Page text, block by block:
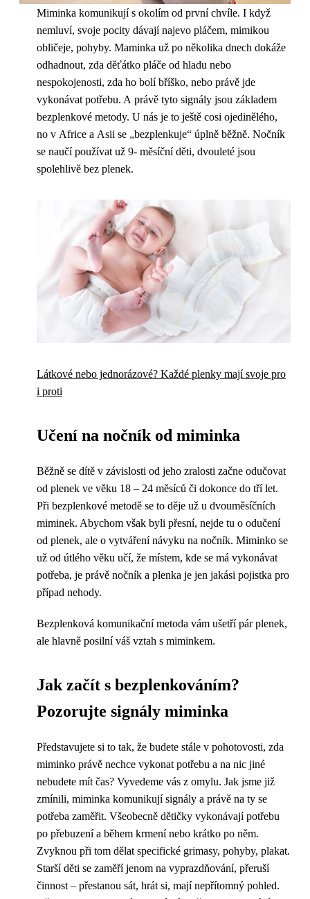
Miminka komunikují s okolím od první chvíle. I když
nemluví, svoje pocity dávají najevo pláčem, mimikou
obličeje, pohyby. Maminka už po několika dnech dokáže
odhadnout, zda děťátko pláče od hladu nebo
nespokojenosti, zda ho bolí bříško, nebo právě jde
vykonávat potřebu. A právě tyto signály jsou základem
bezplenkové metody. U nás je to ještě cosi ojedinělého,
no v Africe a Asii se „bezplenkuje“ úplně běžně. Nočník
se naučí používat už 9- měsíční děti, dvouleté jsou
spolehlivě bez plenek.
Látkové nebo jednorázové? Každé plenky mají svoje pro
i proti
Učení na nočník od miminka
Běžně se dítě v závislosti od jeho zralosti začne odučovat
od plenek ve věku 18 – 24 měsíců či dokonce do tří let.
Při bezplenkové metodě se to děje už u dvouměsíčních
miminek. Abychom však byli přesní, nejde tu o odučení
od plenek, ale o vytváření návyku na nočník. Miminko se
už od útlého věku učí, že místem, kde se má vykonávat
potřeba, je právě nočník a plenka je jen jakási pojistka pro
případ nehody.
Bezplenková komunikační metoda vám ušetří pár plenek,
ale hlavně posilní váš vztah s miminkem.
Jak začít s bezplenkováním?
Pozorujte signály miminka
Představujete si to tak, že budete stále v pohotovosti, zda
miminko právě nechce vykonat potřebu a na nic jiné
nebudete mít čas? Vyvedeme vás z omylu. Jak jsme již
zmínili, miminka komunikují signály a právě na ty se
potřeba zaměřit. Všeobecně dětičky vykonávají potřebu
po přebuzení a během krmení nebo krátko po něm.
Zvyknou při tom dělat specifické grimasy, pohyby, plakat.
Starší děti se zaměří jenom na vyprazdňování, přeruší
činnost – přestanou sát, hrát si, mají nepřítomný pohled.